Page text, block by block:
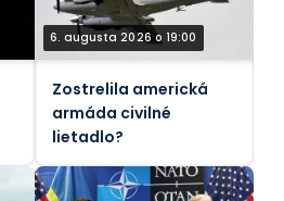
6. augusta 2026 o 19:00
Zostrelila americká
armáda civilné
lietadlo?